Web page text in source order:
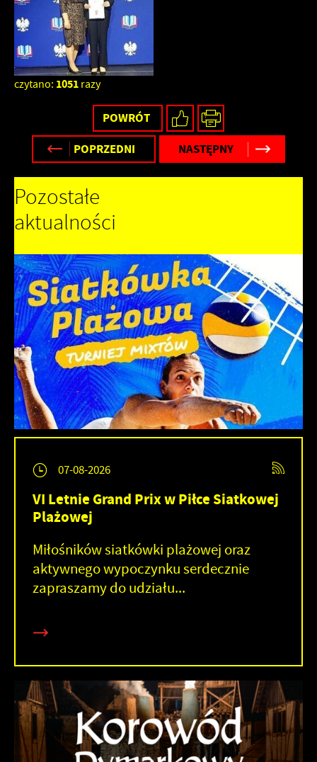
czytano: 1051 razy
POWRÓT
POPRZEDNI
NASTĘPNY
Pozostałe
aktualności
07-08-2026
VI Letnie Grand Prix w Piłce Siatkowej
Plażowej
Miłośników siatkówki plażowej oraz
aktywnego wypoczynku serdecznie
zapraszamy do udziału...